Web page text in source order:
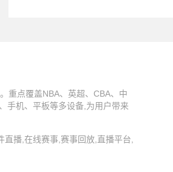
重点覆盖NBA、英超、CBA、中
手机、平板等多设备,为用户带来
播,在线赛事,赛事回放,直播平台,